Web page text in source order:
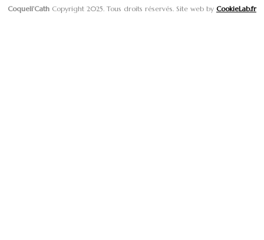
Coqueli’Cath Copyright 2025. Tous droits réservés. Site web by CookieLab.fr